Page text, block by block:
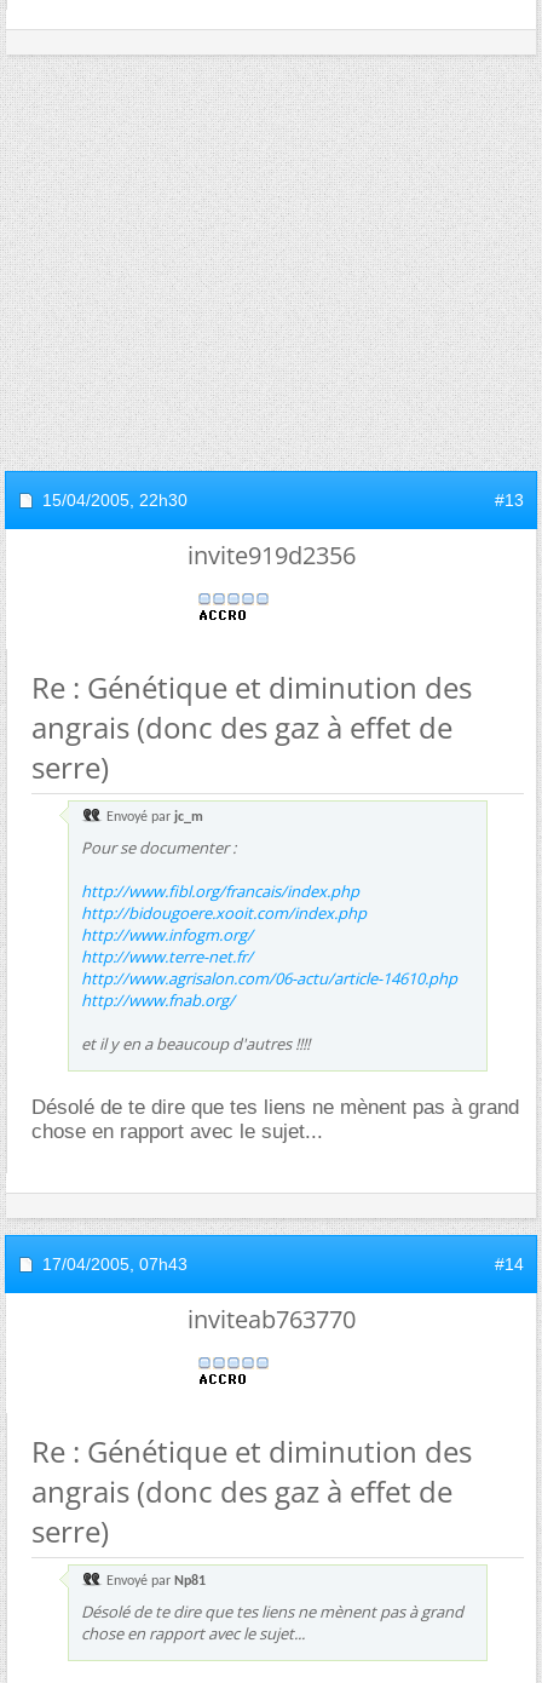
15/04/2005, 22h30 #13
invite919d2356
Re : Génétique et diminution des
angrais (donc des gaz à effet de
serre)
Envoyé par jc_m
Pour se documenter :
http://www.fibl.org/francais/index.php
http://bidougoere.xooit.com/index.php
http://www.infogm.org/
http://www.terre-net.fr/
http://www.agrisalon.com/06-actu/article-14610.php
http://www.fnab.org/
et il y en a beaucoup d'autres !!!!
Désolé de te dire que tes liens ne mènent pas à grand
chose en rapport avec le sujet...
17/04/2005, 07h43 #14
inviteab763770
Re : Génétique et diminution des
angrais (donc des gaz à effet de
serre)
Envoyé par Np81
Désolé de te dire que tes liens ne mènent pas à grand
chose en rapport avec le sujet...